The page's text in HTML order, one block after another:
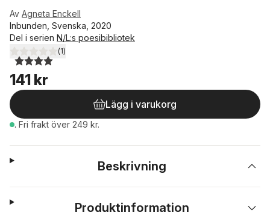
Av Agneta Enckell
Inbunden, Svenska, 2020
Del i serien N/L:s poesibibliotek
4,0utav 5 stjärnor. Totalt antal röster:
(1)
141 kr
Lägg i varukorg
. Fri frakt över 249 kr.
Beskrivning
Produktinformation